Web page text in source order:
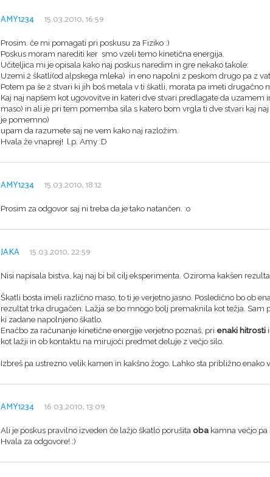
AMY1234 15.03.2010, 16:59
Prosim. če mi pomagati pri poskusu za Fiziko :)
Poskus moram narediti ker smo vzeli temo kinetična energija.
Učiteljica mi je opisala kako naj poskus naredim in gre nekako takole:
Uzemi 2 škatli(od alpskega mleka) in eno napolni z peskom drugo pa z
Potem pa še 2 stvari ki jih boš metala v ti škatli, morata pa imeti drugačno
Kaj naj napšem kot ugovovitve in kateri dve stvari predlagate da
maso) in ali je pri tem pomemba sila s katero bom vrgla ti dve stvari kaj
je pomemno)
upam da razumete saj ne vem kako naj razložim.
Hvala že vnaprej! l.p. Amy :D
AMY1234 15.03.2010, 18:12
Prosim za odgovor saj ni treba da je tako natančen. :o
JAKA 15.03.2010, 22:59
Nisi napisala bistva, kaj naj bi bil cilj eksperimenta. Oziroma kakšen
Škatli bosta imeli različno maso, to ti je verjetno jasno. Posledično bo ob
rezultat trka drugačen. Lažja se bo mnogo bolj premaknila kot težja. Sam
ki zadane napolnjeno škatlo.
Enačbo za računanje kinetične energije verjetno poznaš, pri enaki hitrosti
kot lažji in ob kontaktu na mirujoči predmet deluje z večjo silo.
Izbreš pa ustrezno velik kamen in kakšno žogo. Lahko sta približno enako
AMY1234 16.03.2010, 13:09
Ali je poskus pravilno izveden če lažjo škatlo porušita obakamna večjo pa
Hvala za odgovore! :)